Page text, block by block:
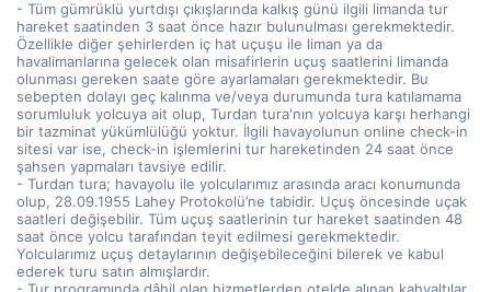
- Tüm gümrüklü yurtdışı çıkışlarında kalkış günü ilgili limanda tur
hareket saatinden 3 saat önce hazır bulunulması gerekmektedir.
Özellikle diğer şehirlerden iç hat uçuşu ile liman ya da
havalimanlarına gelecek olan misafirlerin uçuş saatlerini limanda
olunması gereken saate göre ayarlamaları gerekmektedir. Bu
sebepten dolayı geç kalınma ve/veya durumunda tura katılamama
sorumluluk yolcuya ait olup, Turdan tura'nın yolcuya karşı herhangi
bir tazminat yükümlülüğü yoktur. İlgili havayolunun online check-in
sitesi var ise, check-in işlemlerini tur hareketinden 24 saat önce
şahsen yapmaları tavsiye edilir.
- Turdan tura; havayolu ile yolcularımız arasında aracı konumunda
olup, 28.09.1955 Lahey Protokolü’ne tabidir. Uçuş öncesinde uçak
saatleri değişebilir. Tüm uçuş saatlerinin tur hareket saatinden 48
saat önce yolcu tarafından teyit edilmesi gerekmektedir.
Yolcularımız uçuş detaylarının değişebileceğini bilerek ve kabul
ederek turu satın almışlardır.